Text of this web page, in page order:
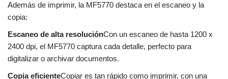
Además de imprimir, la MF5770 destaca en el escaneo y la
copia:
Escaneo de alta resoluciónCon un escaneo de hasta 1200 x
2400 dpi, el MF5770 captura cada detalle, perfecto para
digitalizar o archivar documentos.
Copia eficienteCopiar es tan rápido como imprimir, con una